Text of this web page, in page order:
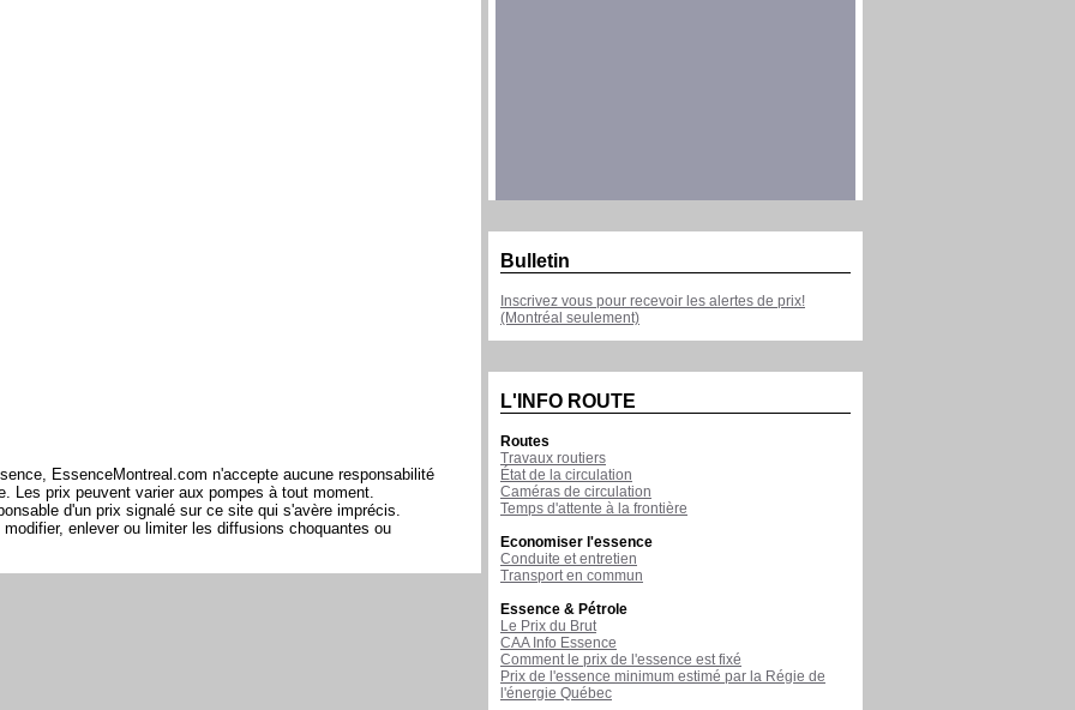
EssenceMontreal.com n'accepte aucune responsabilité
Les prix peuvent varier aux pompes à tout moment.
d'un prix signalé sur ce site qui s'avère imprécis.
enlever ou limiter les diffusions choquantes ou
Bulletin
Inscrivez vous pour recevoir les alertes de prix!
(Montréal seulement)
L'INFO ROUTE
Routes
Travaux routiers
État de la circulation
Caméras de circulation
Temps d'attente à la frontière
Economiser l'essence
Conduite et entretien
Transport en commun
Essence & Pétrole
Le Prix du Brut
CAA Info Essence
Comment le prix de l'essence est fixé
Prix de l'essence minimum estimé par la Régie de
l'énergie Québec